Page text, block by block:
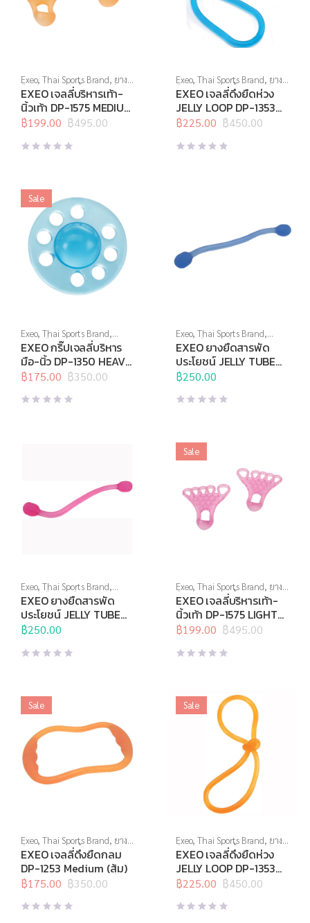
Exeo,Thai Sports Brand, ยาง
ยืด,สร้างกล้ามเนื้อ,สินค้าล็อต
สุดท้าย,อุปกรณ์คลายกล้ามเนื้อ
อุปกรณ์บริหารกาย,อุปกรณ์ยืด
เหยียด,อุปกรณ์เพื่อสุขภาพ
EXEO เจลลี่บริหารเท้า-
นิ้วเท้า DP-1575 MEDIUM
(ส้ม)
฿495.00
Original
price
was:
฿199.00
Current
price
is:
Exeo,Thai Sports Brand, ยาง
ยืด,สร้างกล้ามเนื้อ,สินค้าล็อต
สุดท้าย,อุปกรณ์คลายกล้ามเนื้อ
อุปกรณ์บริหารกาย,อุปกรณ์ยืด
เหยียด,อุปกรณ์เพื่อสุขภาพ
EXEO เจลลี่ดึงยืดห่วง
JELLY LOOP DP-1353
HEAVY (ฟ้า)
฿450.00
Original
price
was:
฿225.00
Current
price
is:
Sale
Exeo,Thai Sports Brand,
บริหารมือ,สินค้าล็อตสุดท้าย,
อุปกรณ์คลายกล้ามเนื้อ,อุปกรณ์
บริหารกาย,อุปกรณ์ยืดเหยียด,
อุปกรณ์เพื่อสุขภาพ
EXEO กริ๊ปเจลลี่บริหาร
มือ-นิ้ว DP-1350 HEAVY
(ฟ้า)
฿350.00
Original
price
was:
฿175.00
Current
price
is:
Exeo,Thai Sports Brand,
บริหารมือ,ยางยืด,สร้างกล้าม
เนื้อ,อุปกรณ์คลายกล้ามเนื้อ
อุปกรณ์บริหารกาย, อุปกรณ์ยืด
เหยียด,อุปกรณ์สุขภาพเพื่อผู้สูง
วัย
EXEO ยางยืดสารพัด
ประโยชน์ JELLY TUBE
DP-0936 Medium (ฟ้า)
฿250.00
Exeo,Thai Sports Brand,
บริหารมือ,ยางยืด,สร้างกล้าม
เนื้อ,อุปกรณ์คลายกล้ามเนื้อ
อุปกรณ์บริหารกาย, อุปกรณ์ยืด
เหยียด,อุปกรณ์สุขภาพเพื่อผู้สูง
วัย
EXEO ยางยืดสารพัด
ประโยชน์ JELLY TUBE
DP-0936 Light (ชมพู)
฿250.00
Sale
Exeo,Thai Sports Brand, ยาง
ยืด,สร้างกล้ามเนื้อ,สินค้าล็อต
สุดท้าย,อุปกรณ์คลายกล้ามเนื้อ
อุปกรณ์บริหารกาย,อุปกรณ์ยืด
เหยียด,อุปกรณ์เพื่อสุขภาพ
EXEO เจลลี่บริหารเท้า-
นิ้วเท้า DP-1575 LIGHT
(ชมพู)
฿495.00
Original
price
was:
฿199.00
Current
price
is:
Sale
Exeo,Thai Sports Brand, ยาง
ยืด,สร้างกล้ามเนื้อ,สินค้าล็อต
สุดท้าย,อุปกรณ์บริหารกาย,
อุปกรณ์ยืดเหยียด
EXEO เจลลี่ดึงยืดกลม
DP-1253 Medium (ส้ม)
฿350.00
Original
price
was:
฿175.00
Current
price
is:
Sale
Exeo,Thai Sports Brand, ยาง
ยืด,สร้างกล้ามเนื้อ,สินค้าล็อต
สุดท้าย,อุปกรณ์คลายกล้ามเนื้อ
อุปกรณ์บริหารกาย,อุปกรณ์ยืด
เหยียด,อุปกรณ์สุขภาพเพื่อผู้สูง
วัย
อุปกรณ์เพื่อสุขภาพ
EXEO เจลลี่ดึงยืดห่วง
JELLY LOOP DP-1353
Medium (ส้ม)
฿450.00
Original
price
was:
฿225.00
Current
price
is: